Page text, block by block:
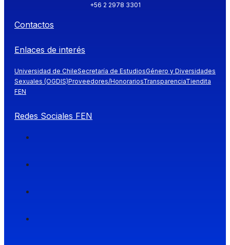
+56 2 2978 3301
Contactos
Enlaces de interés
Universidad de ChileSecretaría de EstudiosGénero y Diversidades
Sexuales (OGDIS)Proveedores/HonorariosTransparenciaTiendita
FEN
Redes Sociales FEN